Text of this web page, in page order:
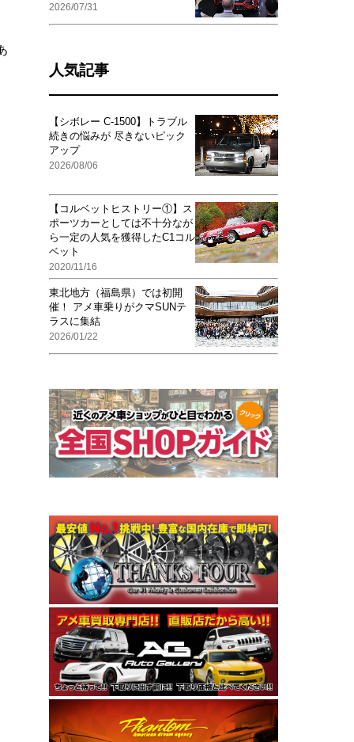
2026/07/31
人気記事
【シボレー C-1500】トラブル
続きの悩みが 尽きないピック
アップ
2026/08/06
【コルベットヒストリー①】ス
ポーツカーとしては不十分なが
ら一定の人気を獲得したC1コル
ベット
2020/11/16
東北地方（福島県）では初開
催！ アメ車乗りがクマSUNテ
ラスに集結
2026/01/22